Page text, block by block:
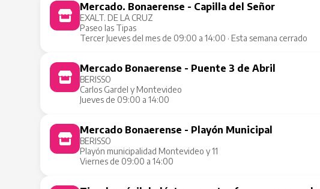
Mercado. Bonaerense - Capilla del Señor
EXALT. DE LA CRUZ
Paseo las Tipas
Tercer Jueves del mes de 09:00 a 14:00 · Esta semana cerrado
Mercado Bonaerense - Puente 3 de Abril
BERISSO
Carlos Gardel y Montevideo
Jueves de 09:00 a 14:00
Mercado Bonaerense - Playón Municipal
BERISSO
Playón municipalidad Montevideo y 11
Viernes de 09:00 a 14:00